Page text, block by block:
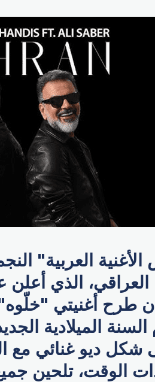
العربية"
العراقي، الذي
طرح أغنيتي
الميلادية
ديو غنائي مع
الوقت، تلحين